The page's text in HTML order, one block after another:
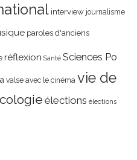
interview journalisme
paroles d'anciens
réflexion Santé Sciences Po
valse avec le cinéma vie de
élections élections